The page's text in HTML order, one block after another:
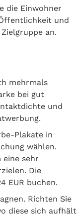
die Einwohner
und
an.
mehrmals
bei gut
und
Plakate in
wählen.
eine sehr
Die
EUR buchen.
Richten Sie
diese sich aufhält